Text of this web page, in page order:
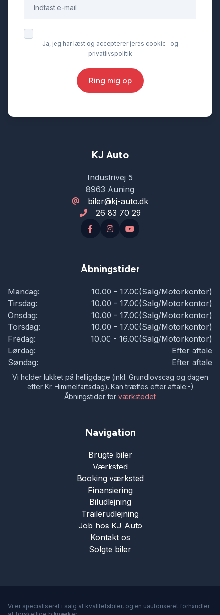
Ja, jeg har læst og accepterer jeres cookie- og
privatlivspolitik
Ring mig op
KJ Auto
Industrivej 5
8963 Auning
biler@kj-auto.dk
26 83 70 29
Åbningstider
Mandag:
10.00 - 17.00(Salg/Motorkontor)
Tirsdag:
10.00 - 17.00(Salg/Motorkontor)
Onsdag:
10.00 - 17.00(Salg/Motorkontor)
Torsdag:
10.00 - 17.00(Salg/Motorkontor)
Fredag:
10.00 - 16.00(Salg/Motorkontor)
Lørdag:
Efter aftale
Søndag:
Efter aftale
Vi holder lukket på helligdage (inkl. Grundlovsdag og dagen
efter Kr. Himmelfartsdag). Kan træffes efter aftale:-)
Åbningstider for værkstedet
Navigation
Brugte biler
Værksted
Booking værksted
Finansiering
Biludlejning
Trailerudlejning
Job hos KJ Auto
Kontakt os
Solgte biler
Vi er specialiseret i salg af kvalitetsbiler, og en uautoriseret forhandler